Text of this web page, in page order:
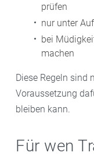
prüfen
nur unter
bei
machen
Diese Regeln sind
Voraussetzung
bleiben kann.
Für wen